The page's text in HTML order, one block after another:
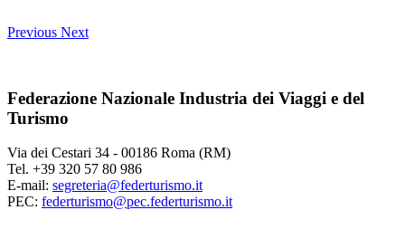
Previous Next
Federazione Nazionale Industria dei Viaggi e del
Turismo
Via dei Cestari 34 - 00186 Roma (RM)
Tel. +39 320 57 80 986
E-mail: segreteria@federturismo.it
PEC: federturismo@pec.federturismo.it